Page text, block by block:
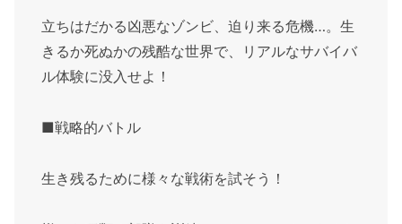
立ちはだかる凶悪なゾンビ、迫り来る危機…。生
きるか死ぬかの残酷な世界で、リアルなサバイバ
ル体験に没入せよ！
■戦略的バトル
生き残るために様々な戦術を試そう！